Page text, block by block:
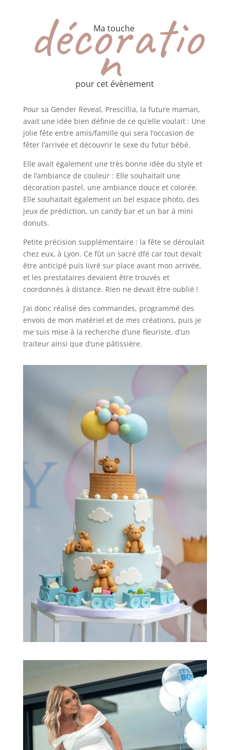
Ma touche
décoratio
n
pour cet évènement
Pour sa Gender Reveal, Prescillia, la future maman,
avait une idée bien définie de ce qu’elle voulait : Une
jolie fête entre amis/famille qui sera l’occasion de
fêter l’arrivée et découvrir le sexe du futur bébé.
Elle avait également une très bonne idée du style et
de l’ambiance de couleur : Elle souhaitait une
décoration pastel, une ambiance douce et colorée.
Elle souhaitait également un bel espace photo, des
jeux de prédiction, un candy bar et un bar à mini
donuts.
Petite précision supplémentaire : la fête se déroulait
chez eux, à Lyon. Ce fût un sacré dfé car tout devait
être anticipé puis livré sur place avant mon arrivée,
et les prestataires devaient être trouvés et
coordonnés à distance. Rien ne devait être oublié !
J’ai donc réalisé des commandes, programmé des
envois de mon matériel et de mes créations, puis je
me suis mise à la recherche d’une fleuriste, d’un
traiteur ainsi que d’une pâtissière.